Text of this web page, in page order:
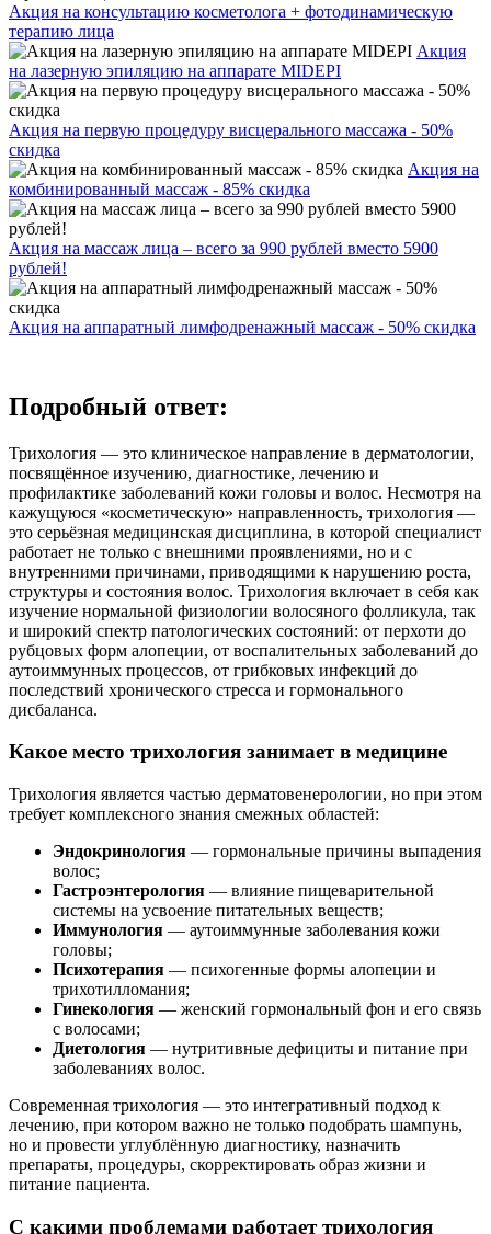
Акция на консультацию косметолога + фотодинамическую
терапию лица
Акция
на лазерную эпиляцию на аппарате MIDEPI
Акция на первую процедуру висцерального массажа - 50%
скидка
Акция на
комбинированный массаж - 85% скидка
Акция на массаж лица – всего за 990 рублей вместо 5900
рублей!
Акция на аппаратный лимфодренажный массаж - 50% скидка
Подробный ответ:
Трихология — это клиническое направление в дерматологии,
посвящённое изучению, диагностике, лечению и
профилактике заболеваний кожи головы и волос. Несмотря на
кажущуюся «косметическую» направленность, трихология —
это серьёзная медицинская дисциплина, в которой специалист
работает не только с внешними проявлениями, но и с
внутренними причинами, приводящими к нарушению роста,
структуры и состояния волос. Трихология включает в себя как
изучение нормальной физиологии волосяного фолликула, так
и широкий спектр патологических состояний: от перхоти до
рубцовых форм алопеции, от воспалительных заболеваний до
аутоиммунных процессов, от грибковых инфекций до
последствий хронического стресса и гормонального
дисбаланса.
Какое место трихология занимает в медицине
Трихология является частью дерматовенерологии, но при этом
требует комплексного знания смежных областей:
Эндокринология — гормональные причины выпадения
волос;
Гастроэнтерология — влияние пищеварительной
системы на усвоение питательных веществ;
Иммунология — аутоиммунные заболевания кожи
головы;
Психотерапия — психогенные формы алопеции и
трихотилломания;
Гинекология — женский гормональный фон и его связь
с волосами;
Диетология — нутритивные дефициты и питание при
заболеваниях волос.
Современная трихология — это интегративный подход к
лечению, при котором важно не только подобрать шампунь,
но и провести углублённую диагностику, назначить
препараты, процедуры, скорректировать образ жизни и
питание пациента.
С какими проблемами работает трихология